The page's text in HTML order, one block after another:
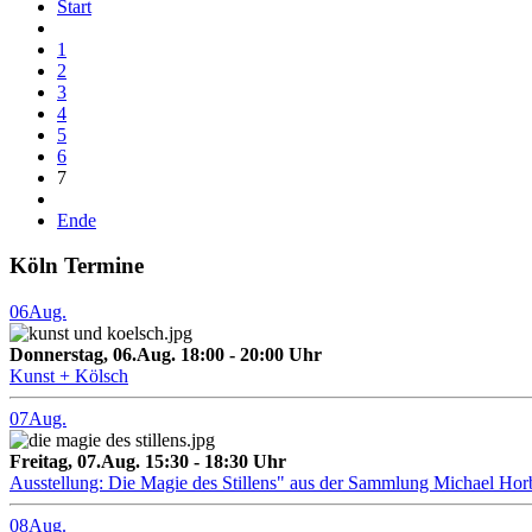
Start
1
2
3
4
5
6
7
Ende
Köln Termine
06Aug.
Donnerstag, 06.Aug. 18:00 - 20:00 Uhr
Kunst + Kölsch
07Aug.
Freitag, 07.Aug. 15:30 - 18:30 Uhr
Ausstellung: Die Magie des Stillens" aus der Sammlung Michael
08Aug.